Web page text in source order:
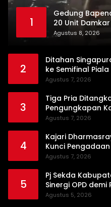
1
Gedung
20 Unit
Dikerahkan
Agustus 8, 2026
2
Ditahan
ke Semifinal Piala
Agustus 7, 2026
3
Tiga Pria
Pengungkapan
Timbangan
Agustus 7, 2026
4
Kajari
Kunci
Bersih
Agustus 7, 2026
5
Pj Sekda
Sinergi OPD
Daerah
Agustus 5, 2026